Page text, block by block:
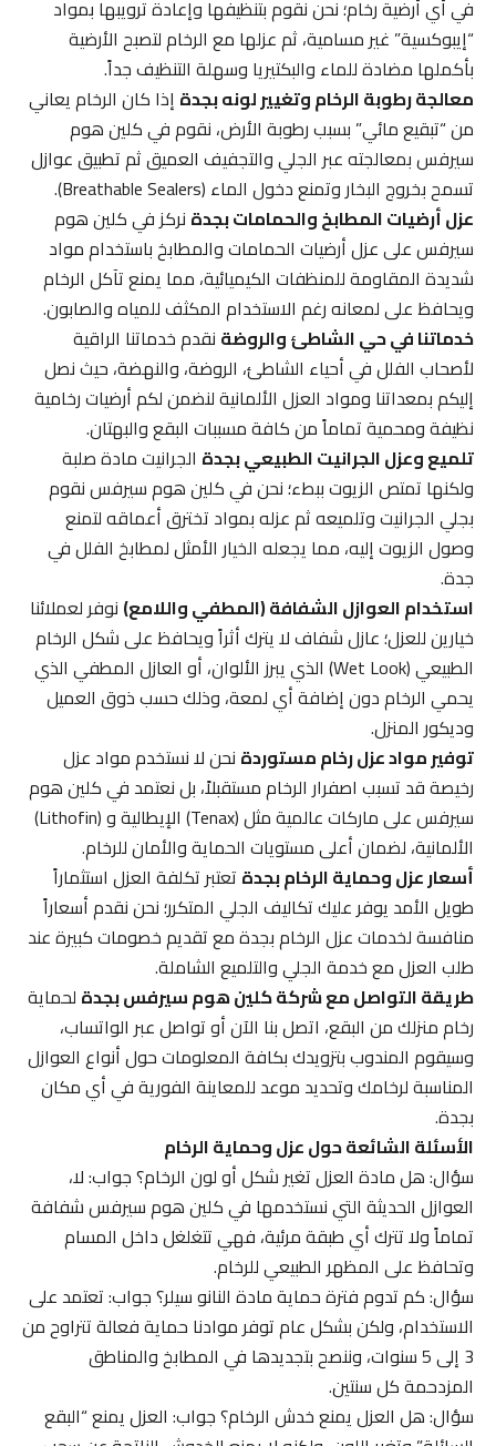
في أي أرضية رخام؛ نحن نقوم بتنظيفها وإعادة ترويبها بمواد
“إيبوكسية” غير مسامية، ثم عزلها مع الرخام لتصبح الأرضية
بأكملها مضادة للماء والبكتيريا وسهلة التنظيف جداً.
معالجة رطوبة الرخام وتغيير لونه بجدةإذا كان الرخام يعاني
من “تبقيع مائي” بسبب رطوبة الأرض، نقوم في كلين هوم
سيرفس بمعالجته عبر الجلي والتجفيف العميق ثم تطبيق عوازل
تسمح بخروج البخار وتمنع دخول الماء (Breathable Sealers).
عزل أرضيات المطابخ والحمامات بجدةنركز في كلين هوم
سيرفس على عزل أرضيات الحمامات والمطابخ باستخدام مواد
شديدة المقاومة للمنظفات الكيميائية، مما يمنع تآكل الرخام
ويحافظ على لمعانه رغم الاستخدام المكثف للمياه والصابون.
خدماتنا في حي الشاطئ والروضةنقدم خدماتنا الراقية
لأصحاب الفلل في أحياء الشاطئ، الروضة، والنهضة، حيث نصل
إليكم بمعداتنا ومواد العزل الألمانية لنضمن لكم أرضيات رخامية
نظيفة ومحمية تماماً من كافة مسببات البقع والبهتان.
تلميع وعزل الجرانيت الطبيعي بجدةالجرانيت مادة صلبة
ولكنها تمتص الزيوت ببطء؛ نحن في كلين هوم سيرفس نقوم
بجلي الجرانيت وتلميعه ثم عزله بمواد تخترق أعماقه لتمنع
وصول الزيوت إليه، مما يجعله الخيار الأمثل لمطابخ الفلل في
جدة.
استخدام العوازل الشفافة (المطفي واللامع)نوفر لعملائنا
خيارين للعزل؛ عازل شفاف لا يترك أثراً ويحافظ على شكل الرخام
الطبيعي (Wet Look) الذي يبرز الألوان، أو العازل المطفي الذي
يحمي الرخام دون إضافة أي لمعة، وذلك حسب ذوق العميل
وديكور المنزل.
توفير مواد عزل رخام مستوردةنحن لا نستخدم مواد عزل
رخيصة قد تسبب اصفرار الرخام مستقبلاً، بل نعتمد في كلين هوم
سيرفس على ماركات عالمية مثل (Tenax) الإيطالية و (Lithofin)
الألمانية، لضمان أعلى مستويات الحماية والأمان للرخام.
أسعار عزل وحماية الرخام بجدةتعتبر تكلفة العزل استثماراً
طويل الأمد يوفر عليك تكاليف الجلي المتكرر؛ نحن نقدم أسعاراً
منافسة لخدمات عزل الرخام بجدة مع تقديم خصومات كبيرة عند
طلب العزل مع خدمة الجلي والتلميع الشاملة.
طريقة التواصل مع شركة كلين هوم سيرفس بجدةلحماية
رخام منزلك من البقع، اتصل بنا الآن أو تواصل عبر الواتساب،
وسيقوم المندوب بتزويدك بكافة المعلومات حول أنواع العوازل
المناسبة لرخامك وتحديد موعد للمعاينة الفورية في أي مكان
بجدة.
الأسئلة الشائعة حول عزل وحماية الرخام
سؤال: هل مادة العزل تغير شكل أو لون الرخام؟ جواب: لا،
العوازل الحديثة التي نستخدمها في كلين هوم سيرفس شفافة
تماماً ولا تترك أي طبقة مرئية، فهي تتغلغل داخل المسام
وتحافظ على المظهر الطبيعي للرخام.
سؤال: كم تدوم فترة حماية مادة النانو سيلر؟ جواب: تعتمد على
الاستخدام، ولكن بشكل عام توفر موادنا حماية فعالة تتراوح من
3 إلى 5 سنوات، وننصح بتجديدها في المطابخ والمناطق
المزدحمة كل سنتين.
سؤال: هل العزل يمنع خدش الرخام؟ جواب: العزل يمنع “البقع